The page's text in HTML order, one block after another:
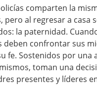
comparten la
pero al regresar a casa
la paternidad.
deben confrontar sus
fe. Sostenidos por una
toman una
presentes y líderes